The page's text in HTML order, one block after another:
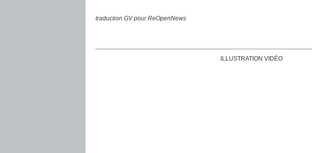
traduction GV pour ReOpenNews
ILLUSTRATION VIDÉO